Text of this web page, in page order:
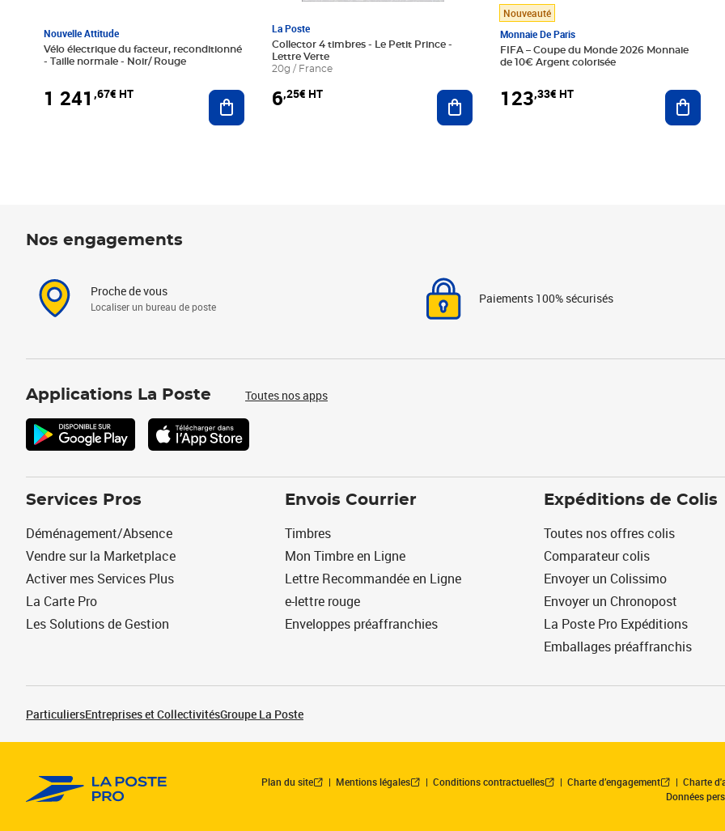
Nouvelle Attitude
Vélo électrique du facteur, reconditionné
- Taille normale - Noir/ Rouge
1 241 ,67€ HT Ajouter au panier
La Poste
Collector 4 timbres - Le Petit Prince -
Lettre Verte
20g / France
6,25€ HT Ajouter au panier
Nouveauté
Monnaie De Paris
FIFA – Coupe du Monde 2026 Monnaie
de 10€ Argent colorisée
123,33€ HT
Nos engagements
Proche de vous
Localiser un bureau de poste
Paiements 100% sécurisés
Applications La Poste Toutes nos apps
Services Pros
Déménagement/Absence
Vendre sur la Marketplace
Activer mes Services Plus
La Carte Pro
Les Solutions de Gestion
Envois Courrier
Timbres
Mon Timbre en Ligne
Lettre Recommandée en Ligne
e-lettre rouge
Enveloppes préaffranchies
Expéditions de Colis
Toutes nos offres colis
Comparateur colis
Envoyer un Colissimo
Envoyer un Chronopost
La Poste Pro Expéditions
Emballages préaffranchis
ParticuliersEntreprises et CollectivitésGroupe La Poste
Plan du site Mentions légales Conditions contractuelles Charte d’engagement Charte
Données